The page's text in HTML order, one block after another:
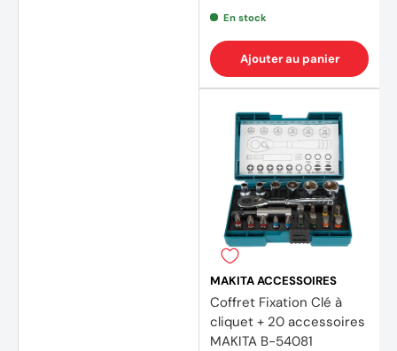
En stock
Ajouter au panier
MAKITA ACCESSOIRES
Coffret Fixation Clé à
cliquet + 20 accessoires
MAKITA B-54081